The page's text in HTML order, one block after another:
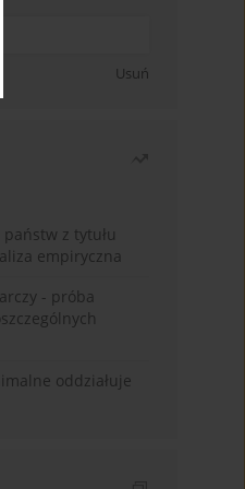
Usuń
z tytułu
empiryczna
- próba
oddziałuje